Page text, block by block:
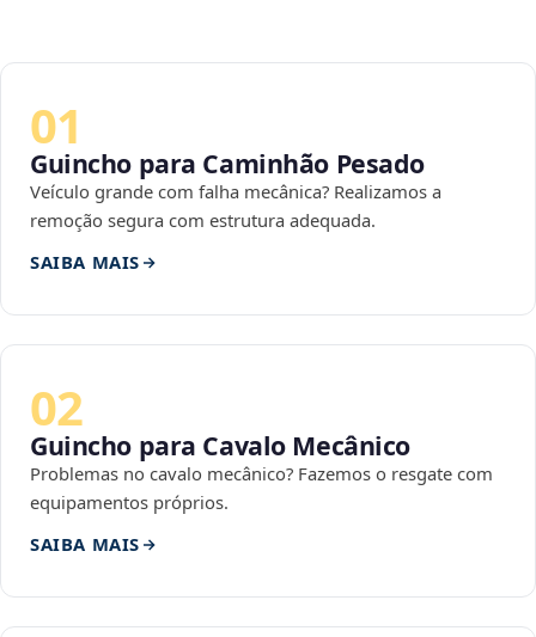
01
Guincho para Caminhão Pesado
Veículo grande com falha mecânica? Realizamos a
remoção segura com estrutura adequada.
SAIBA MAIS
02
Guincho para Cavalo Mecânico
Problemas no cavalo mecânico? Fazemos o resgate com
equipamentos próprios.
SAIBA MAIS